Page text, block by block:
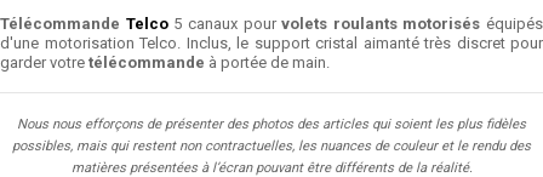
Télécommande Telco5 canaux pourvolets roulants motorisés équipés
d'une motorisation Telco. Inclus, le support cristal aimanté très discret pour
garder votre télécommande à portée de main.
Nous nous efforçons de présenter des photos des articles qui soient les plus fidèles
possibles, mais qui restent non contractuelles, les nuances de couleur et le rendu des
matières présentées à l’écran pouvant être différents de la réalité.